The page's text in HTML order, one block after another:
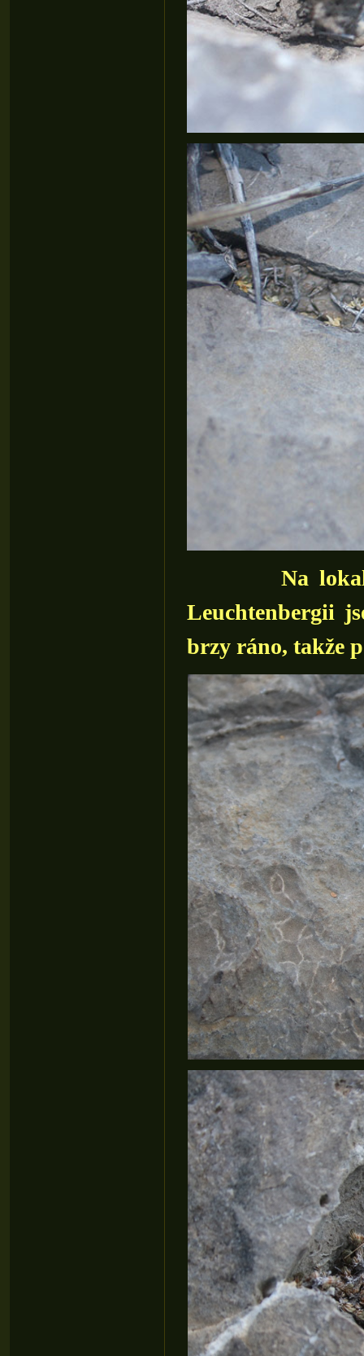
Na
Leuchtenbergii
brzy ráno, takže